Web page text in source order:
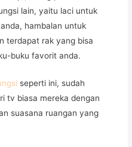
lain, yaitu laci untuk
hambalan untuk
terdapat rak yang bisa
buku favorit anda.
seperti ini, sudah
tv biasa mereka dengan
suasana ruangan yang